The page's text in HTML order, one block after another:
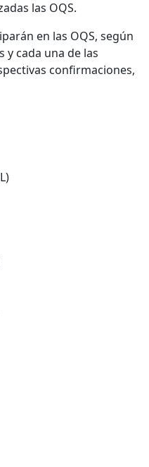
las OQS.
en las OQS, según
y cada una de las
confirmaciones,